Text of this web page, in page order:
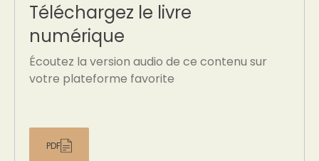
Téléchargez le livre
numérique
Écoutez la version audio de ce contenu sur
votre plateforme favorite
PDF